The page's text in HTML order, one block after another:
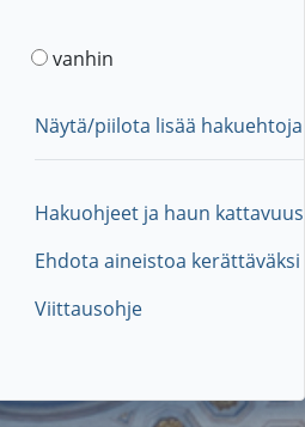
vanhin
Näytä/piilota lisää hakuehtoja
Hakuohjeet ja haun kattavuus
Ehdota aineistoa kerättäväksi
Viittausohje